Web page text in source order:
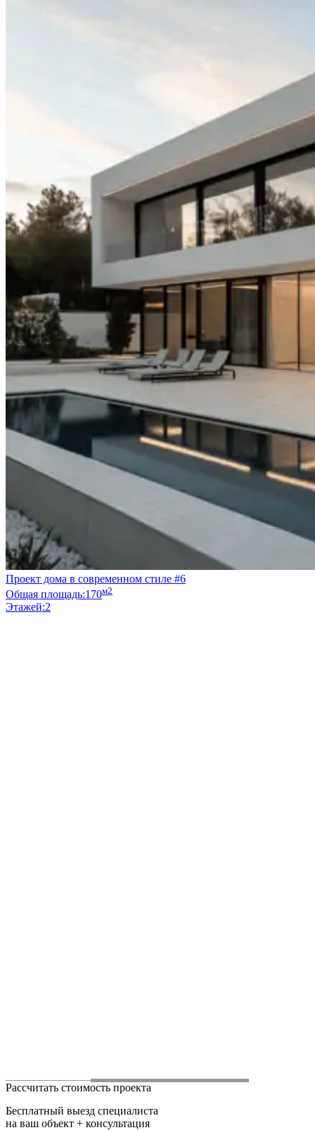
Проект дома в современном стиле #6
Общая площадь:170м2
Этажей:2
Рассчитать стоимость проекта
Бесплатный выезд специалиста
на ваш объект + консультация